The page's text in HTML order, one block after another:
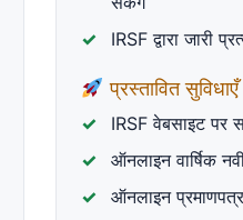
IRSF द्वारा जारी
प्रस्तावित
IRSF वेबसाइट पर
ऑनलाइन वार्षिक
ऑनलाइन
State / राज्य *